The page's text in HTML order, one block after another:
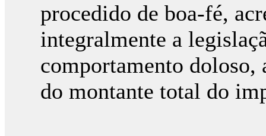
procedido de boa-fé,
integralmente a
comportamento
do montante total do